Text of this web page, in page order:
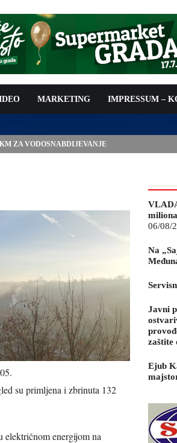
MARKETING IMPRESSUM –
ZA VODOSNABDIJEVANJE
su primljena i zbrinuta 132
energijom na
06/08/
Na
Javni
zaštite
Ejub